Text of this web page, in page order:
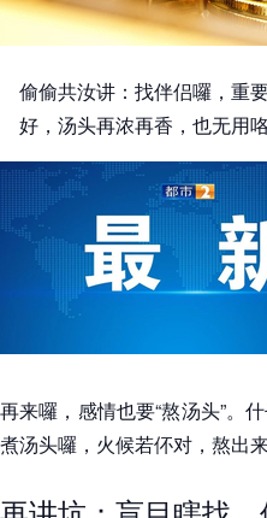
偷偷共汝讲：找伴侣囉，重
好，汤头再浓再香，也无用
再来囉，感情也要“熬汤头”。
煮汤头囉，火候若伓对，熬出